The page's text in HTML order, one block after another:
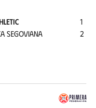
SEGOVIANA
1
2